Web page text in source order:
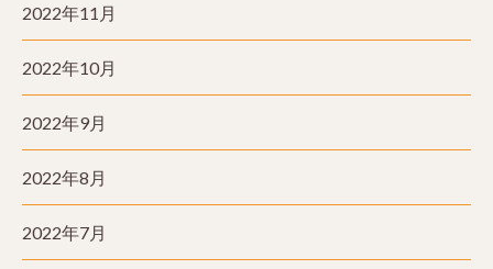
2022年11月
2022年10月
2022年9月
2022年8月
2022年7月